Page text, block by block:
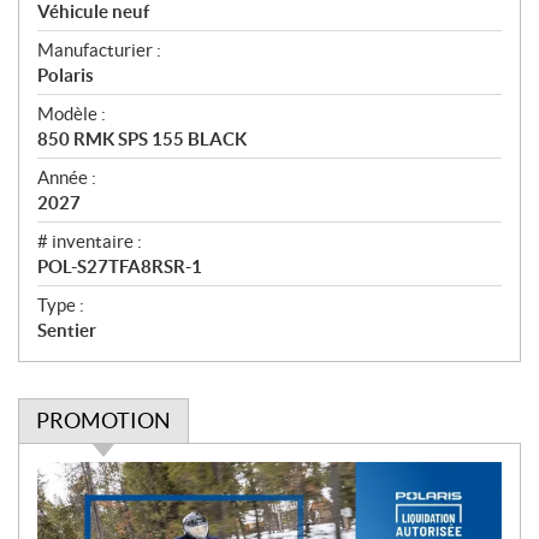
p
e
r
ç
u
Véhicule neuf
Manufacturier :
Polaris
Modèle :
850 RMK SPS 155 BLACK
Année :
2027
# inventaire :
POL-S27TFA8RSR-1
Type :
Sentier
PROMOTION
P
r
o